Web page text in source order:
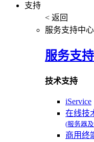
支持
< 返回
服务支持中心
服务支
技术支持
iService
在线技
(服务器
商用终